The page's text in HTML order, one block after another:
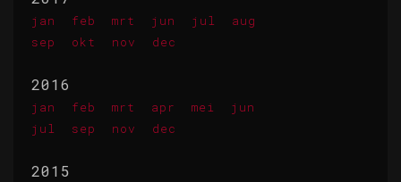
jan feb mrt jun jul
aug
sep
okt nov dec
2016
jan feb mrt apr mei
jun
jul
sep nov dec
2015